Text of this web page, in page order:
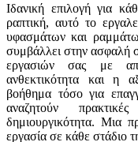
Ιδανική επιλογή για
ραπτική, αυτό το
υφασμάτων και
συμβάλλει στην ασφαλή
εργασιών σας με
ανθεκτικότητα και η
βοήθημα τόσο για
αναζητούν
δημιουργικότητα. Μια
εργασία σε κάθε στάδιο